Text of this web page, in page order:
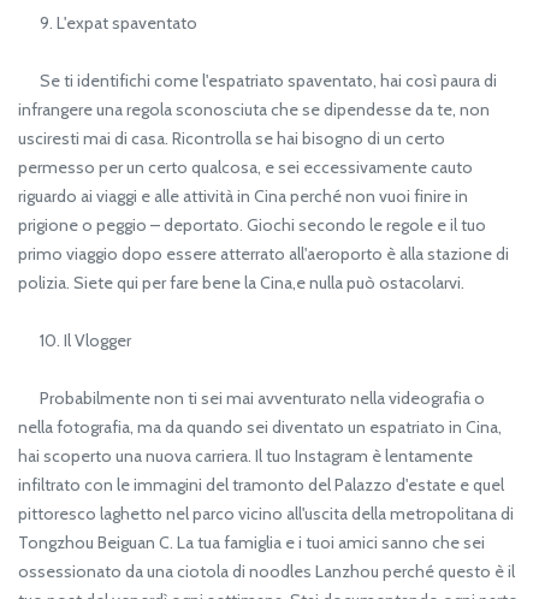
9. L'expat spaventato
Se ti identifichi come l'espatriato spaventato, hai così paura di
infrangere una regola sconosciuta che se dipendesse da te, non
usciresti mai di casa. Ricontrolla se hai bisogno di un certo
permesso per un certo qualcosa, e sei eccessivamente cauto
riguardo ai viaggi e alle attività in Cina perché non vuoi finire in
prigione o peggio – deportato. Giochi secondo le regole e il tuo
primo viaggio dopo essere atterrato all'aeroporto è alla stazione di
polizia. Siete qui per fare bene la Cina,e nulla può ostacolarvi.
10. Il Vlogger
Probabilmente non ti sei mai avventurato nella videografia o
nella fotografia, ma da quando sei diventato un espatriato in Cina,
hai scoperto una nuova carriera. Il tuo Instagram è lentamente
infiltrato con le immagini del tramonto del Palazzo d'estate e quel
pittoresco laghetto nel parco vicino all'uscita della metropolitana di
Tongzhou Beiguan C. La tua famiglia e i tuoi amici sanno che sei
ossessionato da una ciotola di noodles Lanzhou perché questo è il